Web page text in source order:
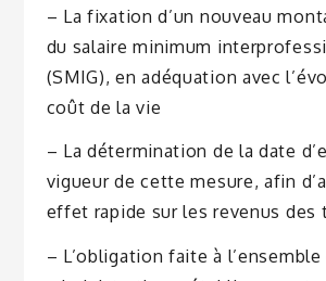
– La fixation d’un nouveau
du salaire minimum
(SMIG), en adéquation avec
coût de la vie
– La détermination de la date
vigueur de cette mesure, afin
effet rapide sur les revenus des
– L’obligation faite à l’ensemble